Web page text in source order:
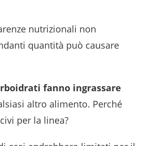
nutrizionali non
quantità può causare
fanno ingrassare
altro alimento. Perché
per la linea?